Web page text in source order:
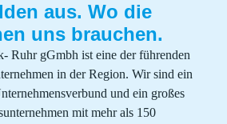
aus. Wo die
uns brauchen.
Ruhr gGmbh ist eine der führenden
in der Region. Wir sind ein
und ein großes
mit mehr als 150